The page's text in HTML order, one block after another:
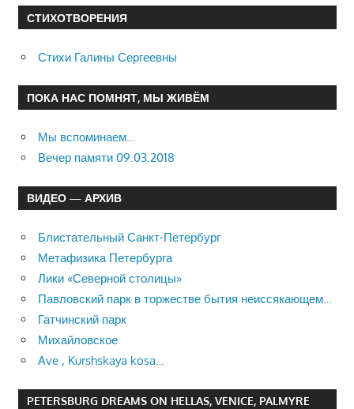
СТИХОТВОРЕНИЯ
Стихи Галины Сергеевны
ПОКА НАС ПОМНЯТ, МЫ ЖИВЁМ
Мы вспоминаем…
Вечер памяти 09.03.2018
ВИДЕО — АРХИВ
Блистательный Санкт-Петербург
Метафизика Петербурга
Лики «Северной столицы»
Павловский парк в торжестве бытия неиссякающем…
Гатчинский парк
Михайловское
Ave , Kurshskaya kosa…
PETERSBURG DREAMS ON HELLAS, VENICE, PALMYRE